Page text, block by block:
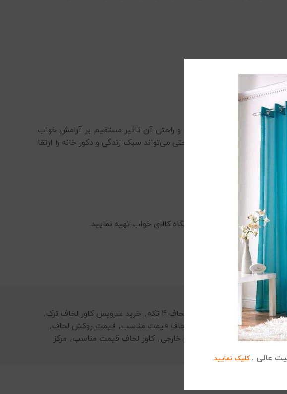
عالی . کلیک نمایید.
شود و همچنین حس لطافت و راحتی آن تاثیر مستقیم بر آرامش خواب
بسیار مناسب است و به راحتی می‌تواند سبک زندگی و دکور خانه را ارتقا
انواعلحاف دونفره را از فروشگاه کالای خواب تهیه نمایید.
خارجی
خارجی, خرید ست کاور لحاف 4 تکه , خرید سرویس کاور لحاف ترک,
کاور لحاف ترک ست کاور لحاف قیمت مناسب, قیمت روکش لحاف,
دار دو نفره, کاور لحاف شیک خارجی, کاور لحاف قیمت مناسب, مرکز